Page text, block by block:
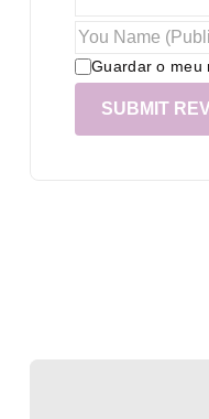
Guardar o meu